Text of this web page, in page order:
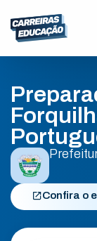
Confira o